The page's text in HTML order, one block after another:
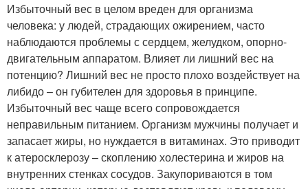
Избыточный вес в целом вреден для организма
человека: у людей, страдающих ожирением, часто
наблюдаются проблемы с сердцем, желудком, опорно-
двигательным аппаратом. Влияет ли лишний вес на
потенцию? Лишний вес не просто плохо воздействует на
либидо – он губителен для здоровья в принципе.
Избыточный вес чаще всего сопровождается
неправильным питанием. Организм мужчины получает и
запасает жиры, но нуждается в витаминах. Это приводит
к атеросклерозу – скоплению холестерина и жиров на
внутренних стенках сосудов. Закупориваются в том